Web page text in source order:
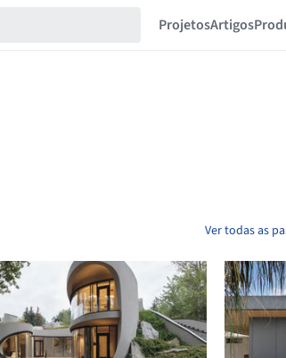
ProjetosArtigos
Ver todas as